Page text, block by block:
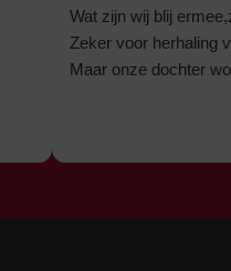
Wat zijn wij blij
Zeker voor herhaling
Maar onze dochter